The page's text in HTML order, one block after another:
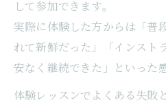
して参加できます。
実際に体験した方からは「普
れて新鮮だった」「インスト
安なく継続できた」といった
体験レッスンでよくある失敗